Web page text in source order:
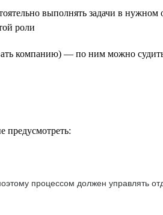
выполнять задачи в нужном
роли
компанию) — по ним можно
предусмотреть:
процессом должен управлять